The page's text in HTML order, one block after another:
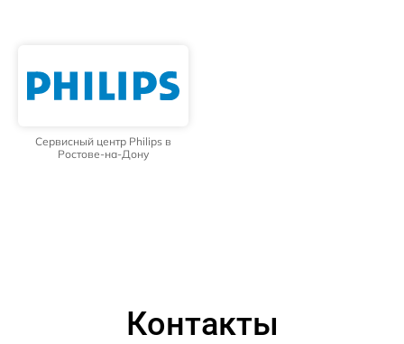
Сервисный центр Philips в
Ростове-на-Дону
Контакты